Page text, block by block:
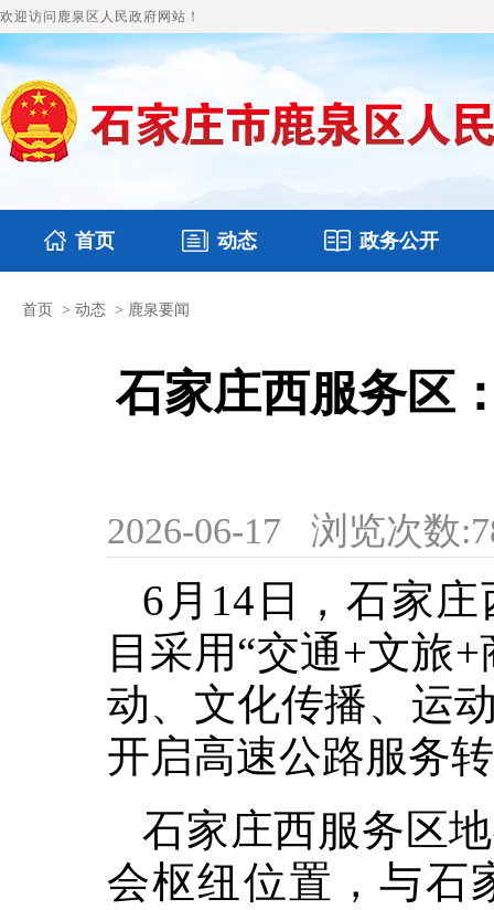
欢迎访问鹿泉区人民政府网站！
首页 动态
国务要闻
政务公开
本区文件
首页 > 动态 > 鹿泉要闻
石家庄西服务区
2026-06-17 浏览次数:
6月14日，石家
目采用“交通+文旅
动、文化传播、运
开启高速公路服务
石家庄西服务区
会枢纽位置，与石